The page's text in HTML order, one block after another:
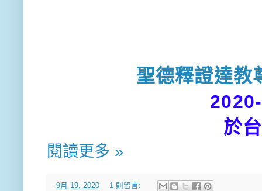
聖德釋證達教
於
閱讀更多 »
- 9月 19, 2020
1 則留言: